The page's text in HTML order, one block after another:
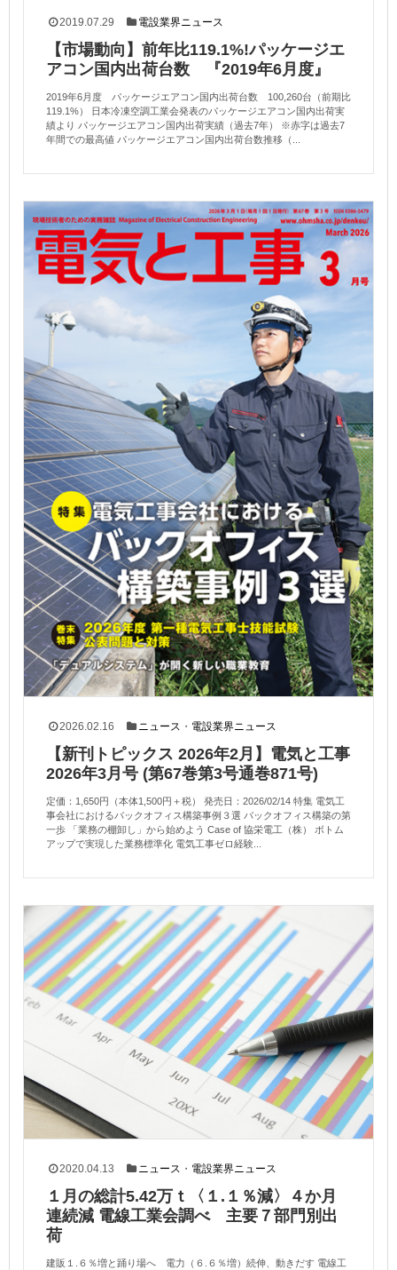
2019.07.29 電設業界ニュース
【市場動向】前年比119.1%!パッケージエ
アコン国内出荷台数 『2019年6月度』
2019年6月度 パッケージエアコン国内出荷台数 100,260台（前期比
119.1%） 日本冷凍空調工業会発表のパッケージエアコン国内出荷実
績より パッケージエアコン国内出荷実績（過去7年） ※赤字は過去7
年間での最高値 パッケージエアコン国内出荷台数推移（...
2026.02.16 ニュース ・ 電設業界ニュース
【新刊トピックス 2026年2月】電気と工事
2026年3月号 (第67巻第3号通巻871号)
定価：1,650円（本体1,500円＋税） 発売日：2026/02/14 特集 電気工
事会社におけるバックオフィス構築事例３選 バックオフィス構築の第
一歩 「業務の棚卸し」から始めよう Case of 協栄電工（株） ボトム
アップで実現した業務標準化 電気工事ゼロ経験...
2020.04.13 ニュース ・ 電設業界ニュース
１月の総計5.42万ｔ〈１.１％減〉４か月
連続減 電線工業会調べ 主要７部門別出
荷
建販１.６％増と踊り場へ 電力（６.６％増）続伸、動きだす 電線工